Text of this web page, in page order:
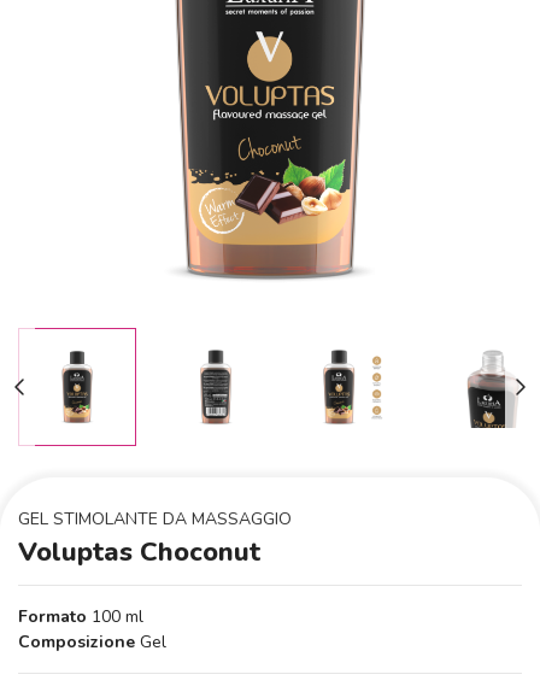
GEL STIMOLANTE DA MASSAGGIO
Voluptas Choconut
Formato 100 ml
Composizione Gel